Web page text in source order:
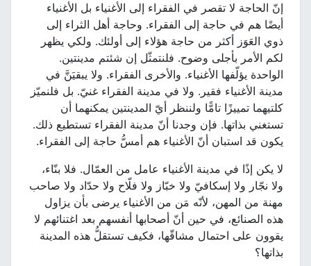
إنّ الحاجة لا تقصر في الفقراء إلى الأغنياء بل الأغنياء
أيضًا هم في حاجة إلى الفقراء. وحاجة أهل الثراء إلى
ذوي العَوَز أكثر من حاجة هؤلاء إلى أولئك. ولكي يظهر
لكم الأمر بأجلى وضوح. فلنتمثّل إن شئتم مدينتين.
الواحدة يؤلّفها الأغنياء. والأخرى الفقراء. ولا يبقيَنَّ في
مدينة الأغنياء فقير. ولا في مدينة الفقراء غنيّ. بل فلنميّز
كلتيهما تمييزًا تامًّا ولننظر أيّ المدينتين يمكنهما أن
تستغني بذاتها. فإن وجدنا أنّ مدينة الفقراء تستطيع ذلك.
يكون قد استبان أنّ الأغنياء هم أمسُّ حاجة إلى الفقراء.
لا يكن إذًا في مدينة الأغنياء عامل من العمّال. فلا بنّاء،
ولا نجّار ولا إسكافيّ ولا خبّاز ولا فلّاح ولا حدّاد ولا صاحب
مهنة من المهن، لأنّه مَن من الأغنياء يرضى بأن يزاول
هذه الصنائع، في حين أنّ أصحابها أنفسهم بعد اغتنائهم لا
يقوون على احتمال مشاقّها، فكيف تستقلُّ هذه المدينة
بذاتها؟